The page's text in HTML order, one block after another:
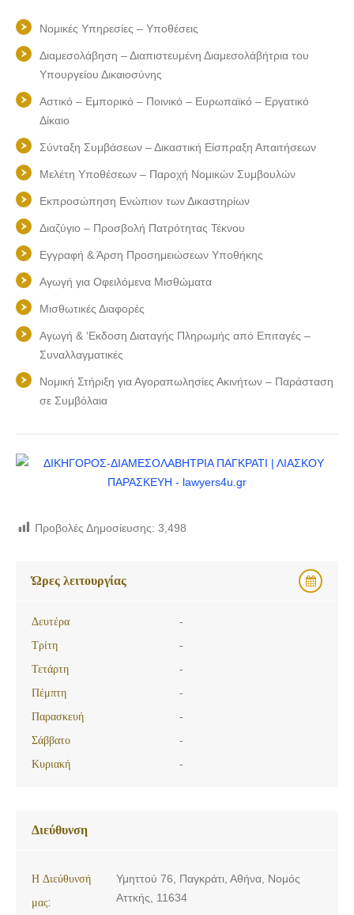
Νομικές Υπηρεσίες – Υποθέσεις
Διαμεσολάβηση – Διαπιστευμένη Διαμεσολάβήτρια του
Υπουργείου Δικαιοσύνης
Αστικό – Εμπορικό – Ποινικό – Ευρωπαϊκό – Εργατικό
Δίκαιο
Σύνταξη Συμβάσεων – Δικαστική Είσπραξη Απαιτήσεων
Μελέτη Υποθέσεων – Παροχή Νομικών Συμβουλών
Εκπροσώπηση Ενώπιον των Δικαστηρίων
Διαζύγιο – Προσβολή Πατρότητας Τέκνου
Εγγραφή & Άρση Προσημειώσεων Υποθήκης
Αγωγή για Οφειλόμενα Μισθώματα
Μισθωτικές Διαφορές
Αγωγή & ‘Εκδοση Διαταγής Πληρωμής από Επιταγές –
Συναλλαγματικές
Νομική Στήριξη για Αγοραπωλησίες Ακινήτων – Παράσταση
σε Συμβόλαια
Προβολές Δημοσίευσης: 3,498
Ώρες λειτουργίας
Δευτέρα
-
Τρίτη
-
Τετάρτη
-
Πέμπτη
-
Παρασκευή
-
Σάββατο
-
Κυριακή
-
Διεύθυνση
Η Διεύθυνσή
μας:
Υμηττού 76, Παγκράτι, Αθήνα, Νομός
Αττκής, 11634